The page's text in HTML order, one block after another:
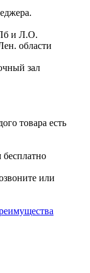
и Л.О.
области
зал
товара есть
или